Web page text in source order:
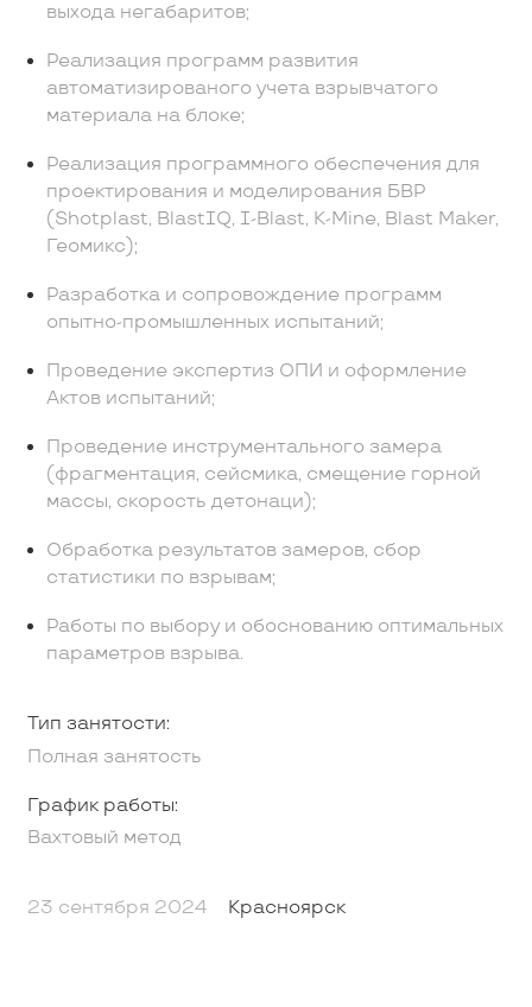
выхода негабаритов;
Реализация программ развития
автоматизированого учета взрывчатого
материала на блоке;
Реализация программного обеспечения для
проектирования и моделирования БВР
(Shotplast, BlastIQ, I-Blast, K-Mine, Blast Maker,
Геомикс);
Разработка и сопровождение программ
опытно-промышленных испытаний;
Проведение экспертиз ОПИ и оформление
Актов испытаний;
Проведение инструментального замера
(фрагментация, сейсмика, смещение горной
массы, скорость детонаци);
Обработка результатов замеров, сбор
статистики по взрывам;
Работы по выбору и обоснованию оптимальных
параметров взрыва.
Тип занятости:
Полная занятость
График работы:
Вахтовый метод
23 сентября 2024 Красноярск